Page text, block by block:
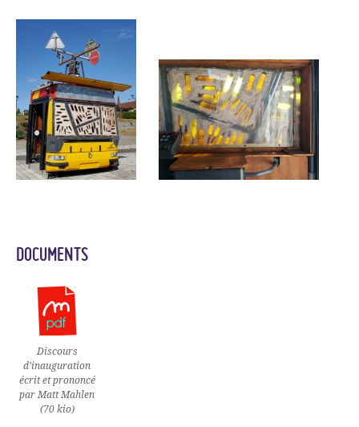
DOCUMENTS
Discours
d’inauguration
écrit et prononcé
par Matt Mahlen
(70 kio)